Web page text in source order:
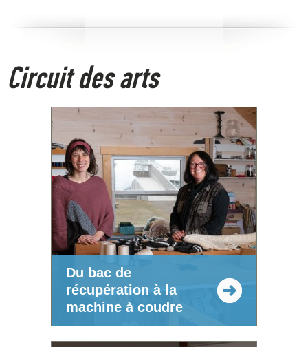
Circuit des arts
Du bac de
récupération à la
machine à coudre